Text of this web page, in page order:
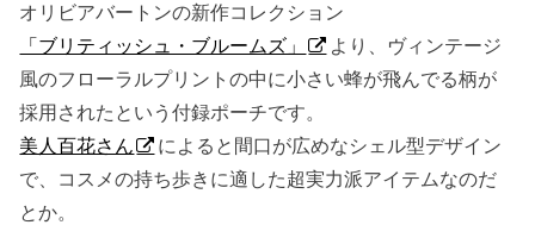
オリビアバートンの新作コレクション
「ブリティッシュ・ブルームズ」
より、ヴィンテージ
風のフローラルプリントの中に小さい蜂が飛んでる柄が
採用されたという付録ポーチです。
美人百花さん
によると間口が広めなシェル型デザイン
で、コスメの持ち歩きに適した超実力派アイテムなのだ
とか。